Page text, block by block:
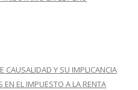
CAUSALIDAD Y SU IMPLICANCIA
EN EL IMPUESTO A LA RENTA